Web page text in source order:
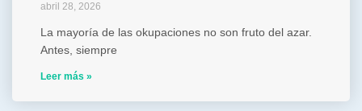
abril 28, 2026
La mayoría de las okupaciones no son fruto del azar.
Antes, siempre
Leer más »